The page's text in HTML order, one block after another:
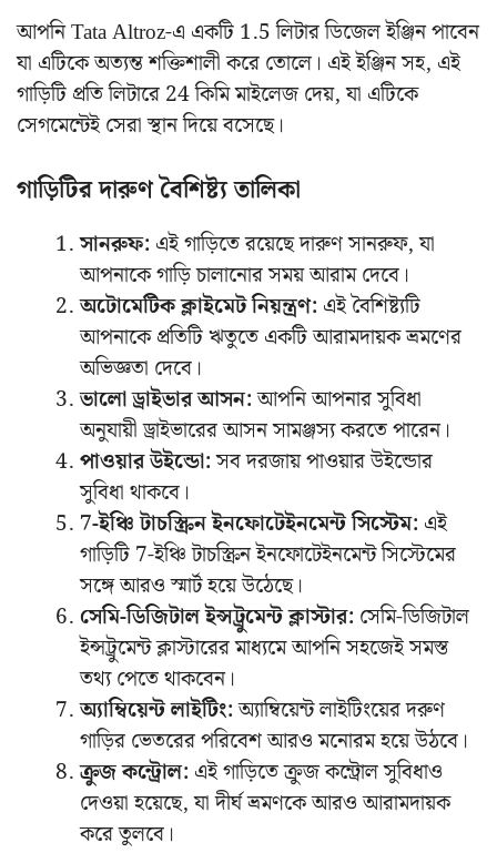
আপনি Tata Altroz-এ একটি 1.5 লিটার ডিজেল ইঞ্জিন পাবেন
যা এটিকে অত্যন্ত শক্তিশালী করে তোলে। এই ইঞ্জিন সহ, এই
গাড়িটি প্রতি লিটারে 24 কিমি মাইলেজ দেয়, যা এটিকে
সেগমেন্টেই সেরা স্থান দিয়ে বসেছে।
গাড়িটির দারুণ বৈশিষ্ট্য তালিকা
সানরুফ: এই গাড়িতে রয়েছে দারুণ সানরুফ, যা
আপনাকে গাড়ি চালানোর সময় আরাম দেবে।
অটোমেটিক ক্লাইমেট নিয়ন্ত্রণ: এই বৈশিষ্ট্যটি
আপনাকে প্রতিটি ঋতুতে একটি আরামদায়ক ভ্রমণের
অভিজ্ঞতা দেবে।
ভালো ড্রাইভার আসন:আপনি আপনার সুবিধা
অনুযায়ী ড্রাইভারের আসন সামঞ্জস্য করতে পারেন।
পাওয়ার উইন্ডো:সব দরজায় পাওয়ার উইন্ডোর
সুবিধা থাকবে।
7-ইঞ্চি টাচস্ক্রিন ইনফোটেইনমেন্ট সিস্টেম: এই
গাড়িটি 7-ইঞ্চি টাচস্ক্রিন ইনফোটেইনমেন্ট সিস্টেমের
সঙ্গে আরও স্মার্ট হয়ে উঠেছে।
সেমি-ডিজিটাল ইন্সট্রুমেন্ট ক্লাস্টার: সেমি-ডিজিটাল
ইন্সট্রুমেন্ট ক্লাস্টারের মাধ্যমে আপনি সহজেই সমস্ত
তথ্য পেতে থাকবেন।
অ্যাম্বিয়েন্ট লাইটিং:অ্যাম্বিয়েন্ট লাইটিংয়ের দরুণ
গাড়ির ভেতরের পরিবেশ আরও মনোরম হয়ে উঠবে।
ক্রুজ কন্ট্রোল: এই গাড়িতে ক্রুজ কন্ট্রোল সুবিধাও
দেওয়া হয়েছে, যা দীর্ঘ ভ্রমণকে আরও আরামদায়ক
করে তুলবে।